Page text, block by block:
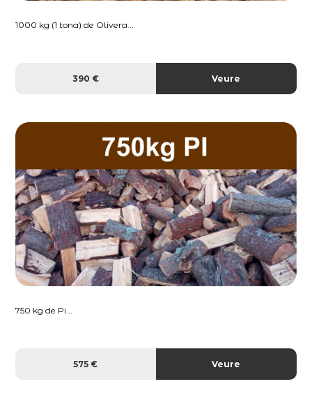
1000 kg (1 tona) de Olivera...
390 € Veure
750 kg de Pi...
575 € Veure